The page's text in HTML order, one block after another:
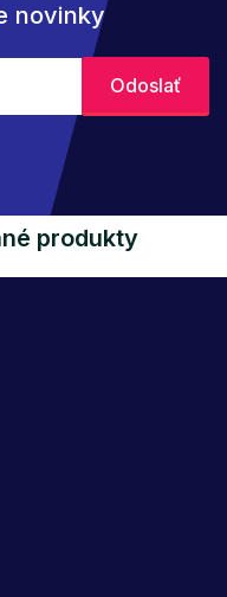
novinky
produkty